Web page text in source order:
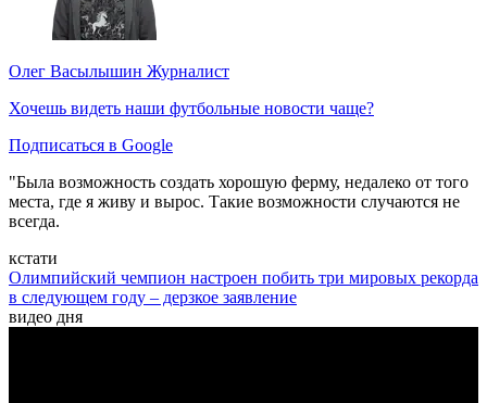
Олег Васылышин Журналист
Хочешь видеть наши футбольные новости чаще?
Подписаться в Google
"Была возможность создать хорошую ферму, недалеко от того
места, где я живу и вырос. Такие возможности случаются не
всегда.
кстати
Олимпийский чемпион настроен побить три мировых рекорда
в следующем году – дерзкое заявление
видео дня